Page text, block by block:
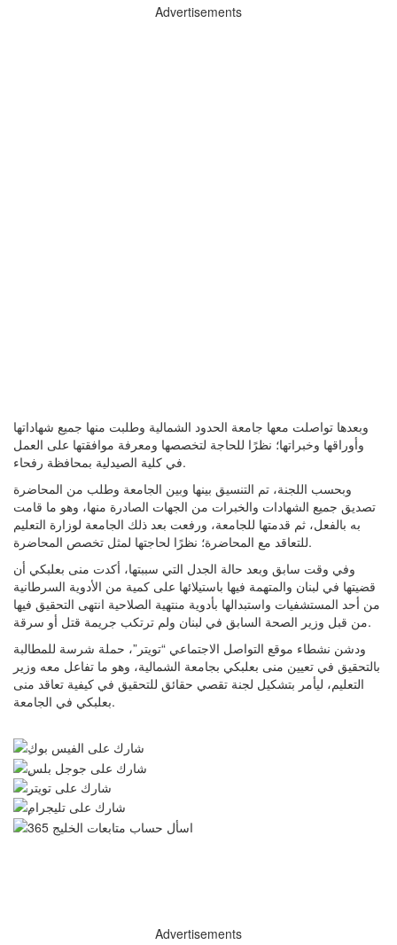
Advertisements
وبعدها تواصلت معها جامعة الحدود الشمالية وطلبت منها جميع شهاداتها
وأوراقها وخبراتها؛ نظرًا للحاجة لتخصصها ومعرفة موافقتها على العمل
في كلية الصيدلية بمحافظة رفحاء.
وبحسب اللجنة، تم التنسيق بينها وبين الجامعة وطلب من المحاضرة
تصديق جميع الشهادات والخبرات من الجهات الصادرة منها، وهو ما قامت
به بالفعل، ثم قدمتها للجامعة، ورفعت بعد ذلك الجامعة لوزارة التعليم
للتعاقد مع المحاضرة؛ نظرًا لحاجتها لمثل تخصص المحاضرة.
وفي وقت سابق وبعد حالة الجدل التي سببتها، أكدت منى بعلبكي أن
قضيتها في لبنان والمتهمة فيها باستيلائها على كمية من الأدوية السرطانية
من أحد المستشفيات واستبدالها بأدوية منتهية الصلاحية انتهى التحقيق فيها
من قبل وزير الصحة السابق في لبنان ولم ترتكب جريمة قتل أو سرقة.
ودشن نشطاء موقع التواصل الاجتماعي “تويتر”، حملة شرسة للمطالبة
بالتحقيق في تعيين منى بعلبكي بجامعة الشمالية، وهو ما تفاعل معه وزير
التعليم، ليأمر بتشكيل لجنة تقصي حقائق للتحقيق في كيفية تعاقد منى
بعلبكي في الجامعة.
Advertisements